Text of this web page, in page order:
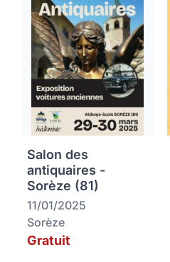
Salon des
antiquaires -
Sorèze (81)
11/01/2025
Sorèze
Gratuit